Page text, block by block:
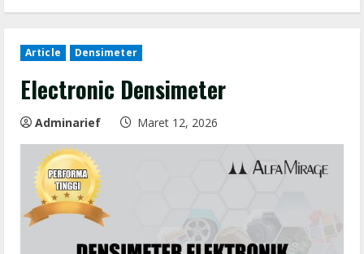
Article Densimeter
Electronic Densimeter
Adminarief Maret 12, 2026